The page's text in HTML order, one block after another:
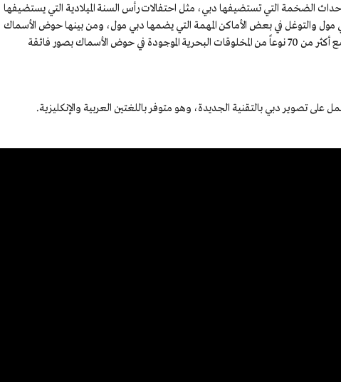
لكافة الأحداث الضخمة التي تستضيفها دبي، مثل احتفالات رأس السنة الميلادية التي يستضيفها
مول والتوغل في بعض الأماكن المهمة التي يضمها دبي مول، ومن بينها حوض الأسماك
الذي قام فريق العمل بتصويره، بحيث يمكّن الجمهور من الغوص مع أكثر من 70 نوعاً من المخلوقات البحرية الموجودة في حوض الأسماك بصور فائقة